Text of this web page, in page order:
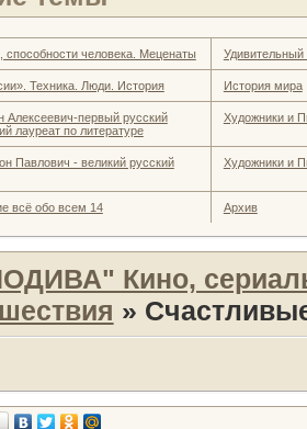
способности человека. Меценаты
Техника. Люди. История История мира
Алексеевич-первый русский
лауреат по литературе
Художники и
Павлович - великий русский
Художники и
всё обо всем 14 Архив
Кино,
»